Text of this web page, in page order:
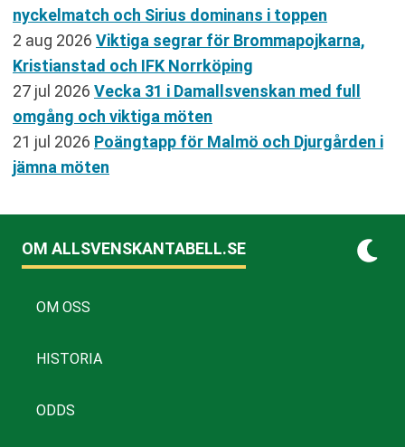
nyckelmatch och Sirius dominans i toppen
2 aug 2026 Viktiga segrar för Brommapojkarna,
Kristianstad och IFK Norrköping
27 jul 2026 Vecka 31 i Damallsvenskan med full
omgång och viktiga möten
21 jul 2026 Poängtapp för Malmö och Djurgården i
jämna möten
OM ALLSVENSKANTABELL.SE
OM OSS
HISTORIA
ODDS